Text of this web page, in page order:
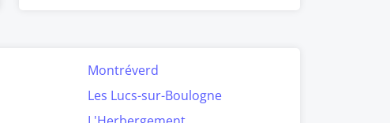
Montréverd
Les Lucs-sur-Boulogne